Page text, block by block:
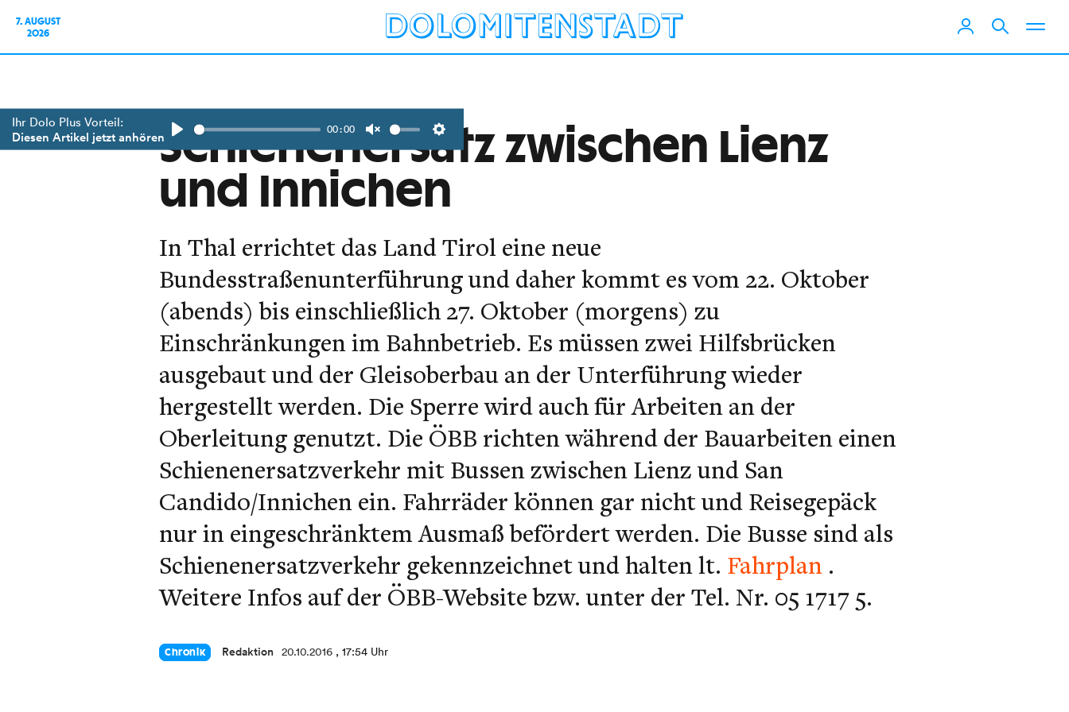
7. AUGUST
2026
Ihr Dolo Plus Vorteil:
Diesen Artikel jetzt anhören
Play
00:00
Unmute Settings
Schienenersatz zwischen Lienz
und Innichen
In Thal errichtet das Land Tirol eine neue
Bundesstraßenunterführung und daher kommt es vom 22. Oktober
(abends) bis einschließlich 27. Oktober (morgens) zu
Einschränkungen im Bahnbetrieb. Es müssen zwei Hilfsbrücken
ausgebaut und der Gleisoberbau an der Unterführung wieder
hergestellt werden. Die Sperre wird auch für Arbeiten an der
Oberleitung genutzt. Die ÖBB richten während der Bauarbeiten einen
Schienenersatzverkehr mit Bussen zwischen Lienz und San
Candido/Innichen ein. Fahrräder können gar nicht und Reisegepäck
nur in eingeschränktem Ausmaß befördert werden. Die Busse sind als
Schienenersatzverkehr gekennzeichnet und halten lt. Fahrplan .
Weitere Infos auf der ÖBB-Website bzw. unter der Tel. Nr. 05 1717 5.
Chronik Redaktion 20.10.2016 , 17:54 Uhr